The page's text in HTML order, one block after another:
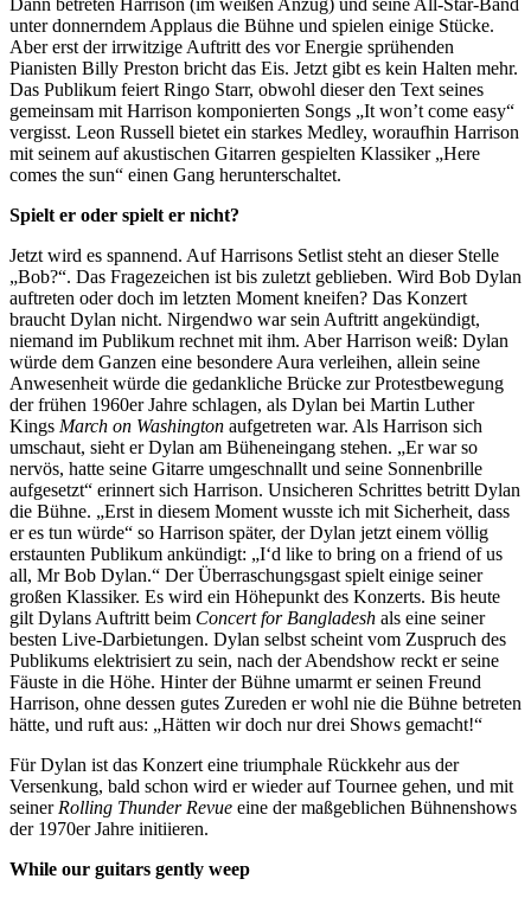
Dann betreten Harrison (im weißen Anzug) und seine All-Star-Band
unter donnerndem Applaus die Bühne und spielen einige Stücke.
Aber erst der irrwitzige Auftritt des vor Energie sprühenden
Pianisten Billy Preston bricht das Eis. Jetzt gibt es kein Halten mehr.
Das Publikum feiert Ringo Starr, obwohl dieser den Text seines
gemeinsam mit Harrison komponierten Songs „It won’t come easy“
vergisst. Leon Russell bietet ein starkes Medley, woraufhin Harrison
mit seinem auf akustischen Gitarren gespielten Klassiker „Here
comes the sun“ einen Gang herunterschaltet.
Spielt er oder spielt er nicht?
Jetzt wird es spannend. Auf Harrisons Setlist steht an dieser Stelle
„Bob?“. Das Fragezeichen ist bis zuletzt geblieben. Wird Bob Dylan
auftreten oder doch im letzten Moment kneifen? Das Konzert
braucht Dylan nicht. Nirgendwo war sein Auftritt angekündigt,
niemand im Publikum rechnet mit ihm. Aber Harrison weiß: Dylan
würde dem Ganzen eine besondere Aura verleihen, allein seine
Anwesenheit würde die gedankliche Brücke zur Protestbewegung
der frühen 1960er Jahre schlagen, als Dylan bei Martin Luther
Kings March on Washington aufgetreten war. Als Harrison sich
umschaut, sieht er Dylan am Büheneingang stehen. „Er war so
nervös, hatte seine Gitarre umgeschnallt und seine Sonnenbrille
aufgesetzt“ erinnert sich Harrison. Unsicheren Schrittes betritt Dylan
die Bühne. „Erst in diesem Moment wusste ich mit Sicherheit, dass
er es tun würde“ so Harrison später, der Dylan jetzt einem völlig
erstaunten Publikum ankündigt: „I‘d like to bring on a friend of us
all, Mr Bob Dylan.“ Der Überraschungsgast spielt einige seiner
großen Klassiker. Es wird ein Höhepunkt des Konzerts. Bis heute
gilt Dylans Auftritt beim Concert for Bangladesh als eine seiner
besten Live-Darbietungen. Dylan selbst scheint vom Zuspruch des
Publikums elektrisiert zu sein, nach der Abendshow reckt er seine
Fäuste in die Höhe. Hinter der Bühne umarmt er seinen Freund
Harrison, ohne dessen gutes Zureden er wohl nie die Bühne betreten
hätte, und ruft aus: „Hätten wir doch nur drei Shows gemacht!“
Für Dylan ist das Konzert eine triumphale Rückkehr aus der
Versenkung, bald schon wird er wieder auf Tournee gehen, und mit
seinerRolling Thunder Revue eine der maßgeblichen Bühnenshows
der 1970er Jahre initiieren.
While our guitars gently weep